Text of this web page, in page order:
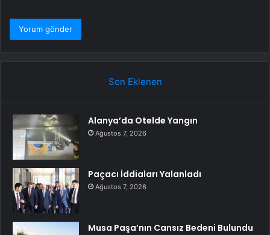
Son Eklenen
Alanya’da Otelde Yangın
Ağustos 7, 2026
Paçacı İddiaları Yalanladı
Ağustos 7, 2026
Musa Paşa’nın Cansız Bedeni Bulundu